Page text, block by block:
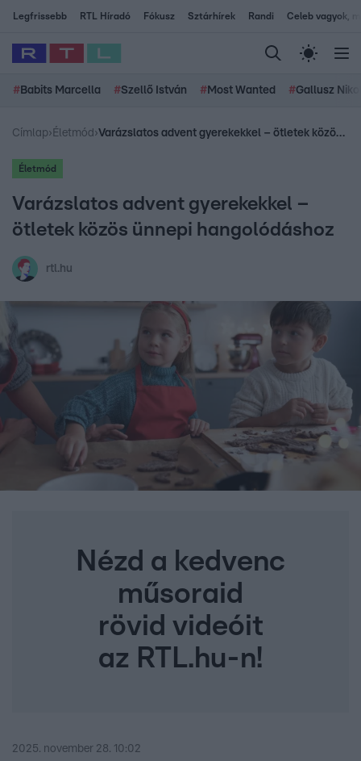
Legfrissebb RTL Híradó Fókusz Sztárhírek Randi Celeb vagyok,
# Babits Marcella #Szellő István # Most Wanted #Gallusz
Címlap› Életmód › Varázslatos advent gyerekekkel – ötletek közös ünnepi hangolódáshoz
Életmód
Varázslatos advent gyerekekkel –
ötletek közös ünnepi hangolódáshoz
rtl.hu
Nézd a kedvenc
műsoraid
rövid videóit
az RTL.hu-n!
2025. november 28. 10:02